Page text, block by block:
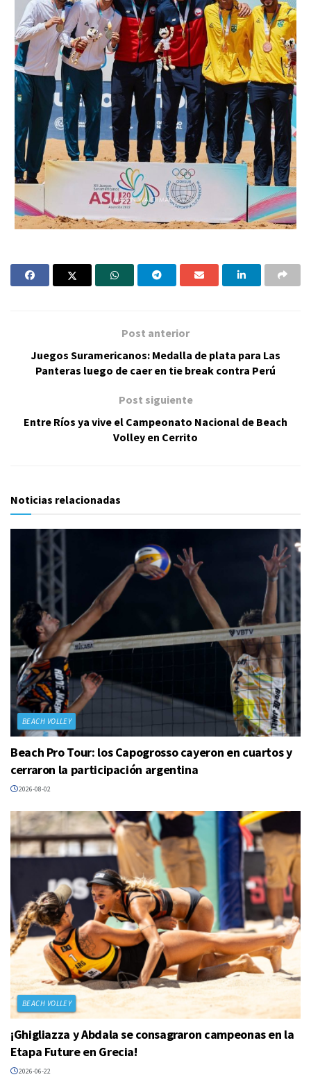
Post anterior
Juegos Suramericanos: Medalla de plata para Las
Panteras luego de caer en tie break contra Perú
Post siguiente
Entre Ríos ya vive el Campeonato Nacional de Beach
Volley en Cerrito
Noticias relacionadas
BEACH VOLLEY
Beach Pro Tour: los Capogrosso cayeron en cuartos y
cerraron la participación argentina
2026-08-02
BEACH VOLLEY
¡Ghigliazza y Abdala se consagraron campeonas en la
Etapa Future en Grecia!
2026-06-22